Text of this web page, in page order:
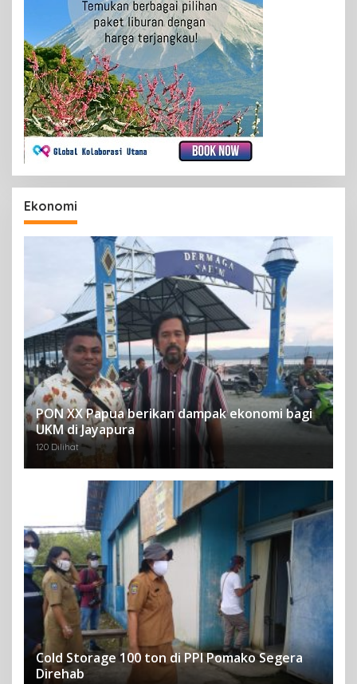
Ekonomi
PON XX Papua berikan dampak ekonomi bagi
UKM di Jayapura
120 Dilihat
Cold Storage 100 ton di PPI Pomako Segera
Direhab